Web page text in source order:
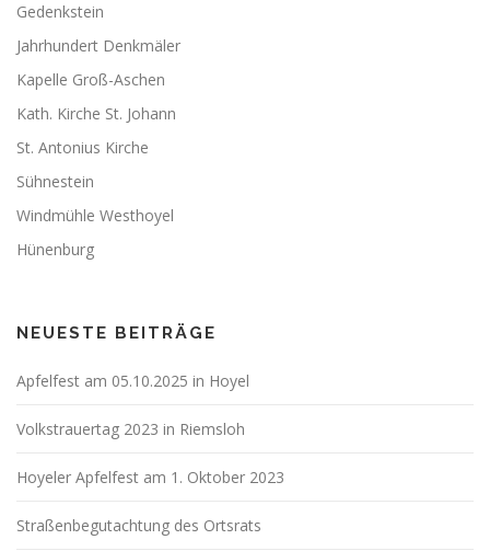
Gedenkstein
Jahrhundert Denkmäler
Kapelle Groß-Aschen
Kath. Kirche St. Johann
St. Antonius Kirche
Sühnestein
Windmühle Westhoyel
Hünenburg
NEUESTE BEITRÄGE
Apfelfest am 05.10.2025 in Hoyel
Volkstrauertag 2023 in Riemsloh
Hoyeler Apfelfest am 1. Oktober 2023
Straßenbegutachtung des Ortsrats